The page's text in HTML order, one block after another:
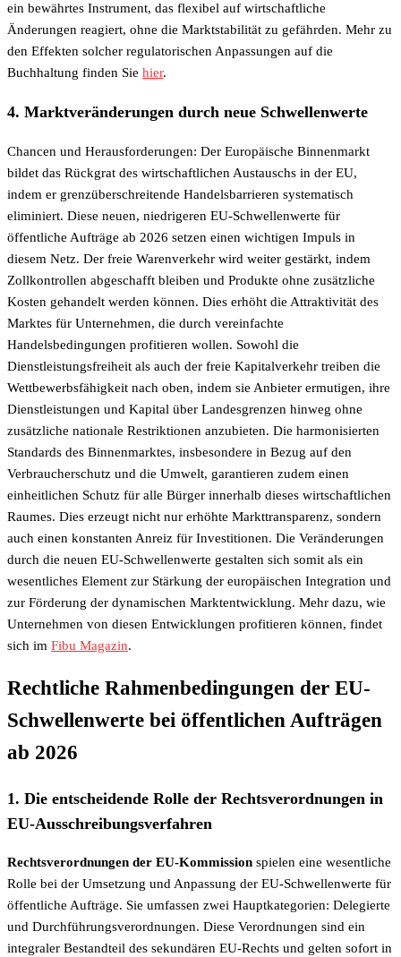
ein bewährtes Instrument, das flexibel auf wirtschaftliche
Änderungen reagiert, ohne die Marktstabilität zu gefährden. Mehr zu
den Effekten solcher regulatorischen Anpassungen auf die
Buchhaltung finden Sie hier.
4. Marktveränderungen durch neue Schwellenwerte
Chancen und Herausforderungen: Der Europäische Binnenmarkt
bildet das Rückgrat des wirtschaftlichen Austauschs in der EU,
indem er grenzüberschreitende Handelsbarrieren systematisch
eliminiert. Diese neuen, niedrigeren EU-Schwellenwerte für
öffentliche Aufträge ab 2026 setzen einen wichtigen Impuls in
diesem Netz. Der freie Warenverkehr wird weiter gestärkt, indem
Zollkontrollen abgeschafft bleiben und Produkte ohne zusätzliche
Kosten gehandelt werden können. Dies erhöht die Attraktivität des
Marktes für Unternehmen, die durch vereinfachte
Handelsbedingungen profitieren wollen. Sowohl die
Dienstleistungsfreiheit als auch der freie Kapitalverkehr treiben die
Wettbewerbsfähigkeit nach oben, indem sie Anbieter ermutigen, ihre
Dienstleistungen und Kapital über Landesgrenzen hinweg ohne
zusätzliche nationale Restriktionen anzubieten. Die harmonisierten
Standards des Binnenmarktes, insbesondere in Bezug auf den
Verbraucherschutz und die Umwelt, garantieren zudem einen
einheitlichen Schutz für alle Bürger innerhalb dieses wirtschaftlichen
Raumes. Dies erzeugt nicht nur erhöhte Markttransparenz, sondern
auch einen konstanten Anreiz für Investitionen. Die Veränderungen
durch die neuen EU-Schwellenwerte gestalten sich somit als ein
wesentliches Element zur Stärkung der europäischen Integration und
zur Förderung der dynamischen Marktentwicklung. Mehr dazu, wie
Unternehmen von diesen Entwicklungen profitieren können, findet
sich im Fibu Magazin.
Rechtliche Rahmenbedingungen der EU-
Schwellenwerte bei öffentlichen Aufträgen
ab 2026
1. Die entscheidende Rolle der Rechtsverordnungen in
EU-Ausschreibungsverfahren
Rechtsverordnungen der EU-Kommission spielen eine wesentliche
Rolle bei der Umsetzung und Anpassung der EU-Schwellenwerte für
öffentliche Aufträge. Sie umfassen zwei Hauptkategorien: Delegierte
und Durchführungsverordnungen. Diese Verordnungen sind ein
integraler Bestandteil des sekundären EU-Rechts und gelten sofort in